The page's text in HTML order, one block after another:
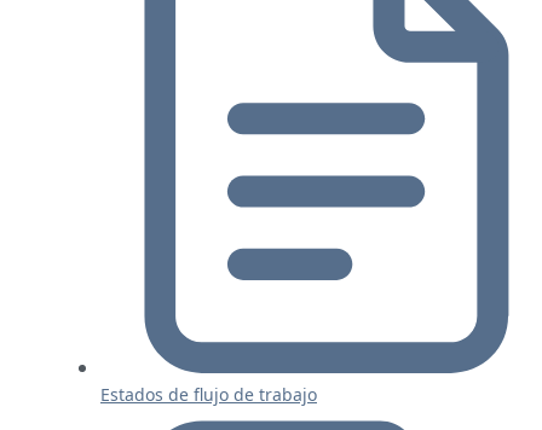
Estados de flujo de trabajo